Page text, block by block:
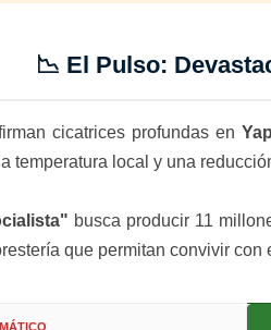
📉 El Pulso:
cicatrices profundas en
temperatura local y una
busca producir 11
que permitan convivir con